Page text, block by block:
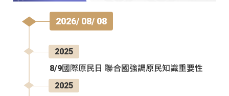
2026/ 08/ 08
2025
8/9國際原民日 聯合國強調原民知識重要性
2025